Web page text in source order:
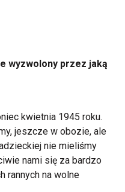
wyzwolony przez jaką
kwietnia 1945 roku.
jeszcze w obozie, ale
nie mieliśmy
nami się za bardzo
rannych na wolne